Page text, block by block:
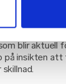
på
sjukfrånvaro
blir aktuell
på insikten